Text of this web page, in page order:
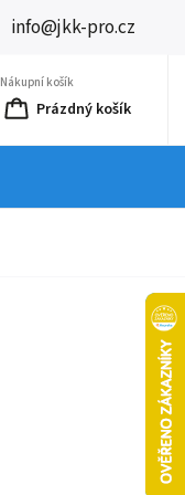
info@jkk-pro.cz
Nákupní košík
Prázdný košík